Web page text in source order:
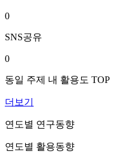
0
SNS공유
0
동일 주제 내 활용도 TOP
더보기
연도별 연구동향
연도별 활용동향